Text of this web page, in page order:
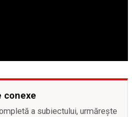
conexe
a subiectului, urmărește